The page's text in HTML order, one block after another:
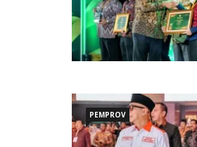
PEMPROV